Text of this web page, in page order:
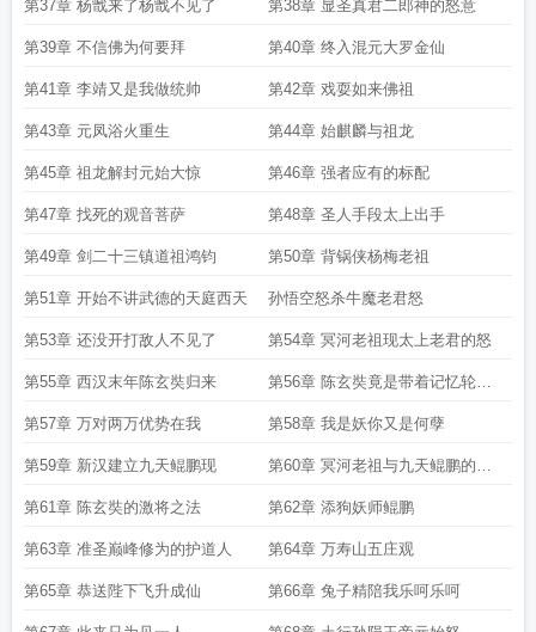
第37章 杨戬来了杨戬不见了 第38章 显圣真君二郎神的怒意
第39章 不信佛为何要拜 第40章 终入混元大罗金仙
第41章 李靖又是我做统帅 第42章 戏耍如来佛祖
第43章 元凤浴火重生 第44章 始麒麟与祖龙
第45章 祖龙解封元始大惊 第46章 强者应有的标配
第47章 找死的观音菩萨 第48章 圣人手段太上出手
第49章 剑二十三镇道祖鸿钧 第50章 背锅侠杨梅老祖
第51章 开始不讲武德的天庭西天 孙悟空怒杀牛魔老君怒
第53章 还没开打敌人不见了 第54章 冥河老祖现太上老君的怒
第55章 西汉末年陈玄奘归来 第56章 陈玄奘竟是带着记忆轮回
的
第57章 万对两万优势在我 第58章 我是妖你又是何孽
第59章 新汉建立九天鲲鹏现 第60章 冥河老祖与九天鲲鹏的同
门之宜
第61章 陈玄奘的激将之法 第62章 添狗妖师鲲鹏
第63章 准圣巅峰修为的护道人 第64章 万寿山五庄观
第65章 恭送陛下飞升成仙 第66章 兔子精陪我乐呵乐呵